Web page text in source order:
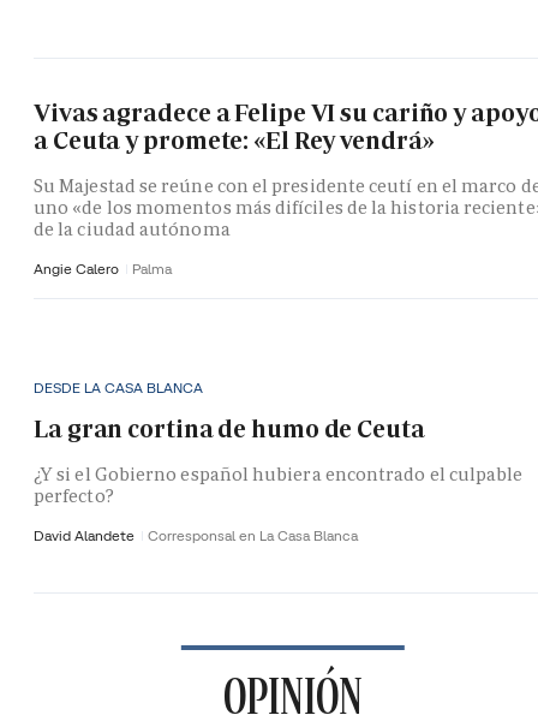
Vivas agradece a Felipe VI su cariño y
a Ceuta y promete: «El Rey vendrá»
Su Majestad se reúne con el presidente ceutí en el marco
uno «de los momentos más difíciles de la historia
de la ciudad autónoma
Angie Calero Palma
DESDE LA CASA BLANCA
La gran cortina de humo de Ceuta
¿Y si el Gobierno español hubiera encontrado el culpable
perfecto?
David Alandete Corresponsal en La Casa Blanca
OPINIÓN